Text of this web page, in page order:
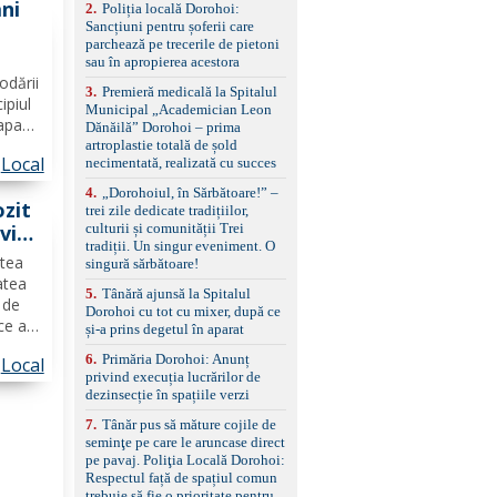
Local
a
Local
reglaj lombar electric
pentru șofer și pasager
Volan multifuncțional
îmbrăcat în piele, cu
treptelor Adaptive cruise
control, asistent
schimbare bandă și
menținere bandă Faruri
bi-xenon adaptive cu
funcție Cornering,
asistent fază lungă
automată , lumini de zi
LED, proiectoare ceață
LED, spălătoare faruri
față/spate, cameră
marșarier Keyless entry
& start, geamuri electrice
electrice, încălzite și
rabatabile Sistem hands-
free, Bluetooth, USB
Sistem start/stop, frână
de parcare electrică,
anvelope vară runflat
Control presiune pneuri,
filtru de particule,
2. Poliția locală Dorohoi:
Sancțiuni pentru șoferii care
parchează pe trecerile de pietoni
sau în apropierea acestora
3. Premieră medicală la Spitalul
Municipal „Academician Leon
Dănăilă” Dorohoi – prima
artroplastie totală de șold
necimentată, realizată cu succes
4.
„Dorohoiul, în Sărbătoare!” –
trei zile dedicate tradițiilor,
culturii și comunității Trei
tradiții. Un singur eveniment. O
singură sărbătoare!
5. Tânără ajunsă la Spitalul
Dorohoi cu tot cu mixer, după ce
și-a prins degetul în aparat
6. Primăria Dorohoi: Anunț
privind execuția lucrărilor de
dezinsecție în spațiile verzi
7. Tânăr pus să măture cojile de
seminţe pe care le aruncase direct
pe pavaj. Poliţia Locală Dorohoi:
Respectul față de spațiul comun